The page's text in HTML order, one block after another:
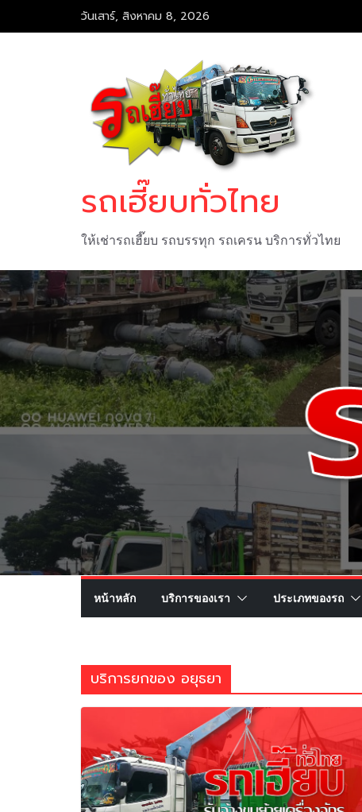
to
วันเสาร์, สิงหาคม 8, 2026
รถเฮี๊ยบทั่วไทย
ให้เช่ารถเฮี๊ยบ รถบรรทุก รถเครน บริการทั่วไทย
หน้าหลัก บริการของเรา ประเภทของรถ
บริการยกของ อยุธยา